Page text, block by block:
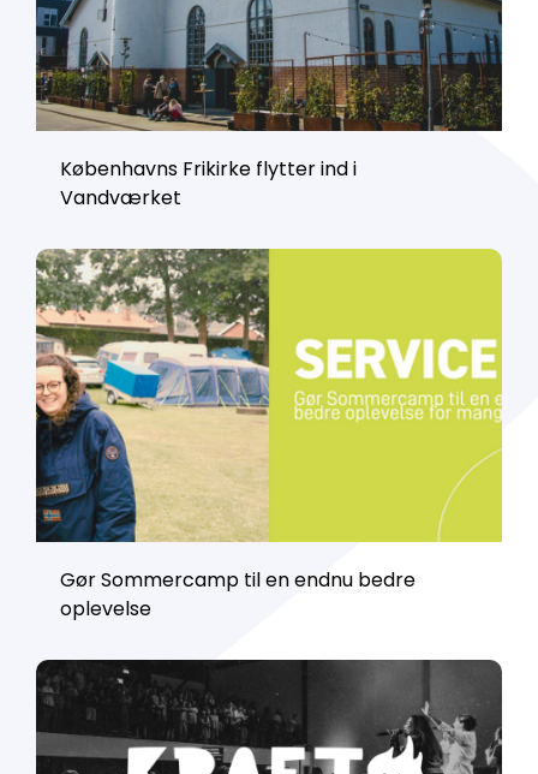
Københavns Frikirke flytter ind i
Vandværket
Gør Sommercamp til en endnu bedre
oplevelse